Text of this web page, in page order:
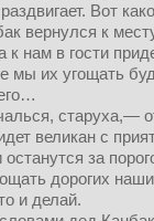
Вот
вернулся к
нам в гости
мы их угощать
старуха,—
великан с
останутся за
дорогих
и делай.